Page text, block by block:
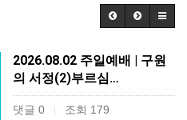
2026.08.02 주일예배 | 구원
의 서정(2)부르심…
댓글 0 | 조회 179